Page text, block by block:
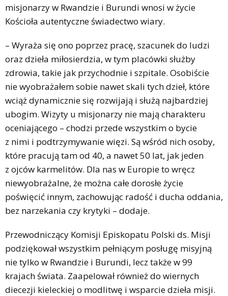
misjonarzy w Rwandzie i Burundi wnosi w życie
Kościoła autentyczne świadectwo wiary.
– Wyraża się ono poprzez pracę, szacunek do ludzi
oraz dzieła miłosierdzia, w tym placówki służby
zdrowia, takie jak przychodnie i szpitale. Osobiście
nie wyobrażałem sobie nawet skali tych dzieł, które
wciąż dynamicznie się rozwijają i służą najbardziej
ubogim. Wizyty u misjonarzy nie mają charakteru
oceniającego – chodzi przede wszystkim o bycie
z nimi i podtrzymywanie więzi. Są wśród nich osoby,
które pracują tam od 40, a nawet 50 lat, jak jeden
z ojców karmelitów. Dla nas w Europie to wręcz
niewyobrażalne, że można całe dorosłe życie
poświęcić innym, zachowując radość i ducha oddania,
bez narzekania czy krytyki – dodaje.
Przewodniczący Komisji Episkopatu Polski ds. Misji
podziękował wszystkim pełniącym posługę misyjną
nie tylko w Rwandzie i Burundi, lecz także w 99
krajach świata. Zaapelował również do wiernych
diecezji kieleckiej o modlitwę i wsparcie dzieła misji.